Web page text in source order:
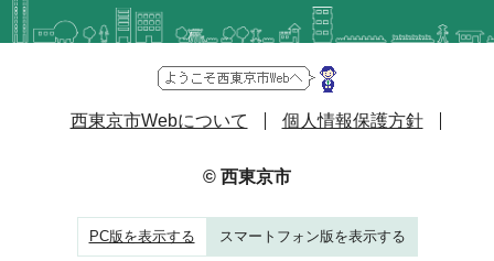
西東京市Webについて 個人情報保護方針
© 西東京市
PC版を表示する スマートフォン版を表示する